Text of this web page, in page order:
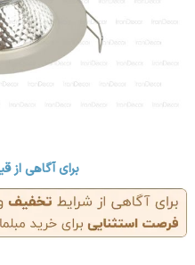
برای آگاهی از